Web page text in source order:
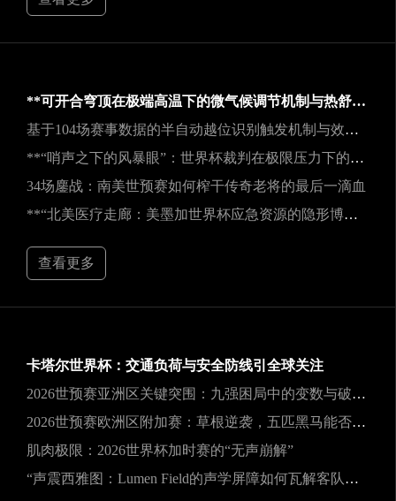
**可开合穹顶在极端高温下的微气候调节机制与热舒适性效能评估——以SoFi Stadium为例**
基于104场赛事数据的半自动越位识别触发机制与效能实证研究
**“哨声之下的风暴眼”：世界杯裁判在极限压力下的神经与生理共振解析**
34场鏖战：南美世预赛如何榨干传奇老将的最后一滴血
**“北美医疗走廊：美墨加世界杯应急资源的隐形博弈”**
查看更多
卡塔尔世界杯：交通负荷与安全防线引全球关注
2026世预赛亚洲区关键突围：九强困局中的变数与破局之道
2026世预赛欧洲区附加赛：草根逆袭，五匹黑马能否撕裂旧格局？
肌肉极限：2026世界杯加时赛的“无声崩解”
“声震西雅图：Lumen Field的声学屏障如何瓦解客队进攻，与2026世界杯的降噪博弈”